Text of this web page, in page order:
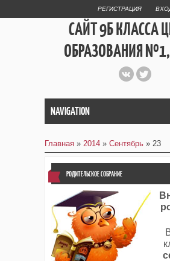
РЕГИСТРАЦИЯ
САЙТ 9Б КЛАССА
ОБРАЗОВАНИЯ №1,
ЛИЦЕЙ
NAVIGATION
Главная » 2014 » Сентябрь » 23
РОДИТЕЛЬСКОЕ СОБРАНИЕ